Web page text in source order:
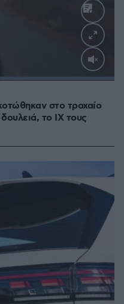
:
στο τροχαίο
το ΙΧ τους